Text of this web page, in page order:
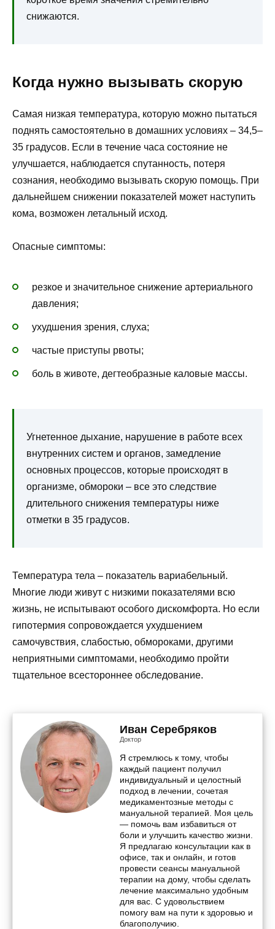
снижаются.
Когда нужно вызывать скорую
Самая низкая температура, которую можно пытаться
поднять самостоятельно в домашних условиях – 34,5–
35 градусов. Если в течение часа состояние не
улучшается, наблюдается спутанность, потеря
сознания, необходимо вызывать скорую помощь. При
дальнейшем снижении показателей может наступить
кома, возможен летальный исход.
Опасные симптомы:
резкое и значительное снижение артериального
давления;
ухудшения зрения, слуха;
частые приступы рвоты;
боль в животе, дегтеобразные каловые массы.
Угнетенное дыхание, нарушение в работе всех
внутренних систем и органов, замедление
основных процессов, которые происходят в
организме, обмороки – все это следствие
длительного снижения температуры ниже
отметки в 35 градусов.
Температура тела – показатель вариабельный.
Многие люди живут с низкими показателями всю
жизнь, не испытывают особого дискомфорта. Но если
гипотермия сопровождается ухудшением
самочувствия, слабостью, обмороками, другими
неприятными симптомами, необходимо пройти
тщательное всестороннее обследование.
Иван Серебряков
Доктор
Я стремлюсь к тому, чтобы
каждый пациент получил
индивидуальный и целостный
подход в лечении, сочетая
медикаментозные методы с
мануальной терапией. Моя цель
— помочь вам избавиться от
боли и улучшить качество жизни.
Я предлагаю консультации как в
офисе, так и онлайн, и готов
провести сеансы мануальной
терапии на дому, чтобы сделать
лечение максимально удобным
для вас. С удовольствием
помогу вам на пути к здоровью и
благополучию.